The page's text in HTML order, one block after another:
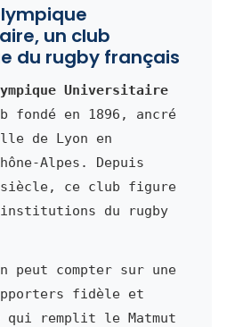
un club
du rugby français
Universitaire
fondé en 1896, ancré
de Lyon en
Alpes. Depuis
ce club figure
du rugby
peut compter sur une
fidèle et
qui remplit le Matmut